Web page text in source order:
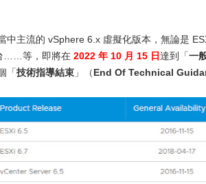
中主流的 vSphere 6.x 虛擬化版本，無論是
……等，即將在 2022 年 10 月 15 日達到「一
「技術指導結束 」（End Of Technical